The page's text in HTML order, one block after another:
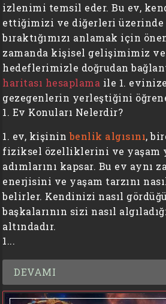
izlenimi temsil eder. Bu ev,
ettiğimizi ve diğerleri üzerinde
bıraktığımızı anlamak için
zamanda kişisel gelişimimiz
hedeflerimizle doğrudan
haritası hesaplama ile 1.
gezegenlerin yerleştiğini
1. Ev Konuları Nelerdir?
1. ev, kişininbenlik algısını,
fiziksel özelliklerini ve yaşam
adımlarını kapsar. Bu ev aynı
enerjisini ve yaşam tarzını
belirler. Kendinizi nasıl
başkalarının sizi nasıl
altındadır.
1...
DEVAMI